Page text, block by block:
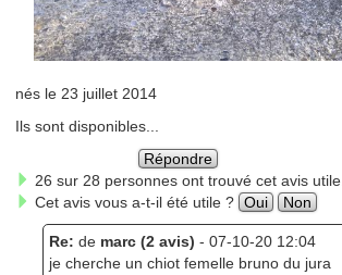
nés le 23 juillet 2014
Ils sont disponibles...
Répondre
26 sur 28 personnes ont trouvé cet avis utile.
Cet avis vous a-t-il été utile ? Oui Non
Re: de marc (2 avis) - 07-10-20 12:04
je cherche un chiot femelle bruno du jura